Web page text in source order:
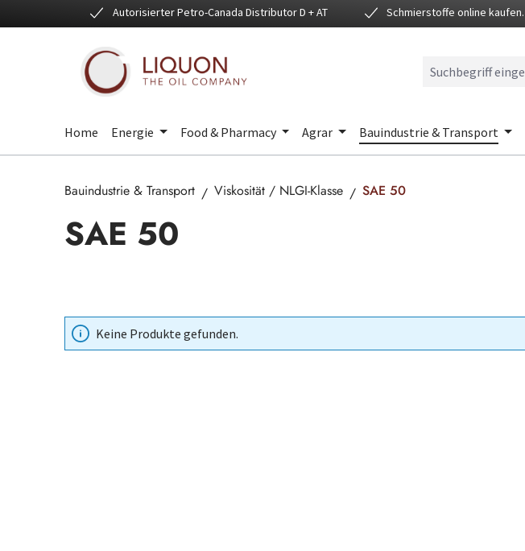
Hauptinhalt springen
Zur Suche springen
Zur Hauptnavigation springenAutorisierter Petro-Canada Distributor D + AT Schmierstoffe online
Home Energie Food & Pharmacy Agrar Bauindustrie & Transport
Bauindustrie & Transport Viskosität / NLGI-Klasse SAE 50
SAE 50
Keine Produkte gefunden.